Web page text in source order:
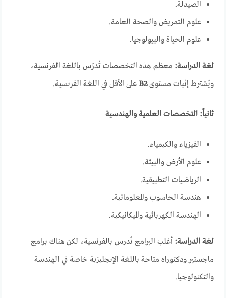
الصيدلة.
علوم التمريض والصحة العامة.
علوم الحياة والبيولوجيا.
لغة الدراسة: معظم هذه التخصصات تُدرّس باللغة الفرنسية،
ويُشترط إثبات مستوىB2 على الأقل في اللغة الفرنسية.
ثانياً: التخصصات العلمية والهندسية
الفيزياء والكيمياء.
علوم الأرض والبيئة.
الرياضيات التطبيقية.
هندسة الحاسوب والمعلوماتية.
الهندسة الكهربائية والميكانيكية.
لغة الدراسة: أغلب البرامج تُدرس بالفرنسية، لكن هناك برامج
ماجستير ودكتوراه متاحة باللغة الإنجليزية خاصة في الهندسة
والتكنولوجيا.